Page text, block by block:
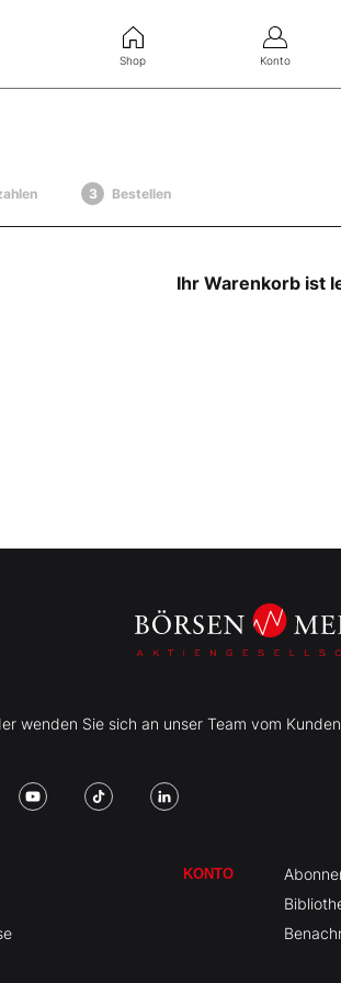
Shop Konto
Bestellen
Ihr Warenkorb ist
wenden Sie sich an unser Team vom
KONTO